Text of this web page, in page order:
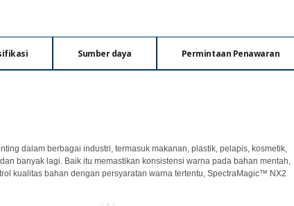
Sumber daya Permintaan Penawaran
dalam berbagai industri, termasuk makanan, plastik, pelapis, kosmetik,
banyak lagi. Baik itu memastikan konsistensi warna pada bahan mentah,
kualitas bahan dengan persyaratan warna tertentu, SpectraMagic™ NX2